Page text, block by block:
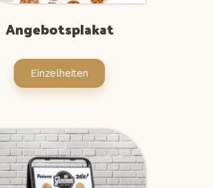
Angebotsplakat
Einzelheiten